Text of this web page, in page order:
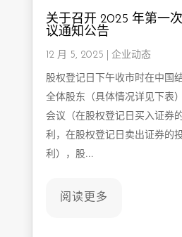
关于召开 2025 年第一
议通知公告
12 月 5, 2025 企业动态
股权登记日下午收市时在中国
全体股东（具体情况详见下表
会议（在股权登记日买入证券
利，在股权登记日卖出证券的
利），股…
阅读更多